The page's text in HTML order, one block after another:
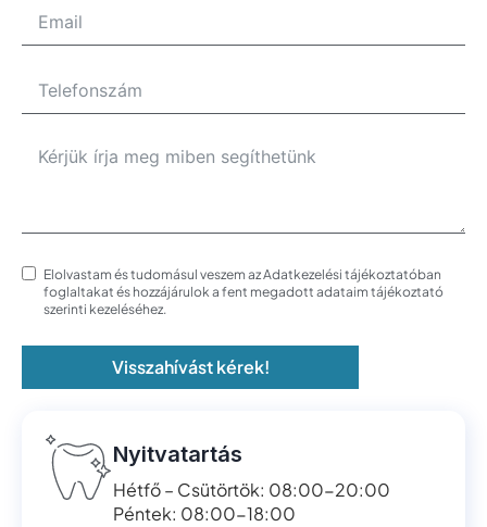
Elolvastam és tudomásul veszem az Adatkezelési tájékoztatóban
foglaltakat és hozzájárulok a fent megadott adataim tájékoztató
szerinti kezeléséhez.
Visszahívást kérek!
Nyitvatartás
Hétfő – Csütörtök: 08:00-20:00
Péntek: 08:00-18:00